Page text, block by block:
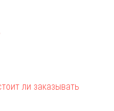
ли заказывать